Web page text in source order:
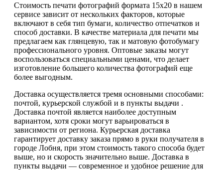
Стоимость печати фотографий формата 15х20 в нашем
сервисе зависит от нескольких факторов, которые
включают в себя тип бумаги, количество отпечатков и
способ доставки. В качестве материала для печати мы
предлагаем как глянцевую, так и матовую фотобумагу
профессионального уровня. Оптовые заказы могут
воспользоваться специальными ценами, что делает
изготовление большего количества фотографий еще
более выгодным.
Доставка осуществляется тремя основными способами:
почтой, курьерской службой и в пункты выдачи .
Доставка почтой является наиболее доступным
вариантом, хотя сроки могут варьироваться в
зависимости от региона. Курьерская доставка
гарантирует доставку заказа прямо в руки получателя в
городе Лобня, при этом стоимость такого способа будет
выше, но и скорость значительно выше. Доставка в
пункты выдачи — современное и удобное решение для